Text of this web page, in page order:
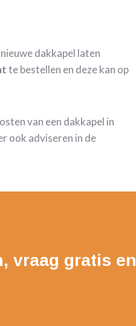
dakkapel laten
te bestellen en deze kan op
van een dakkapel in
ook adviseren in de
vraag gratis en